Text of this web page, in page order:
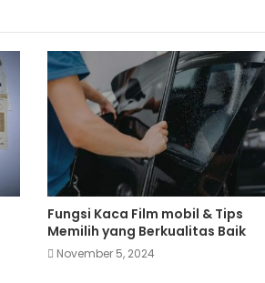
Fungsi Kaca Film mobil & Tips
Memilih yang Berkualitas Baik
November 5, 2024